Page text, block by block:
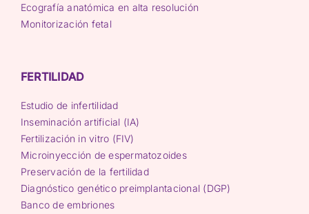
Ecografía anatómica en alta resolución
Monitorización fetal
FERTILIDAD
Estudio de infertilidad
Inseminación artificial (IA)
Fertilización in vitro (FIV)
Microinyección de espermatozoides
Preservación de la fertilidad
Diagnóstico genético preimplantacional (DGP)
Banco de embriones